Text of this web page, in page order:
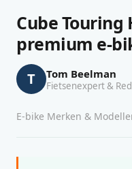
Cube Touring
premium e-
T Tom Beelman
Fietsenexpert &
E-bike Merken &